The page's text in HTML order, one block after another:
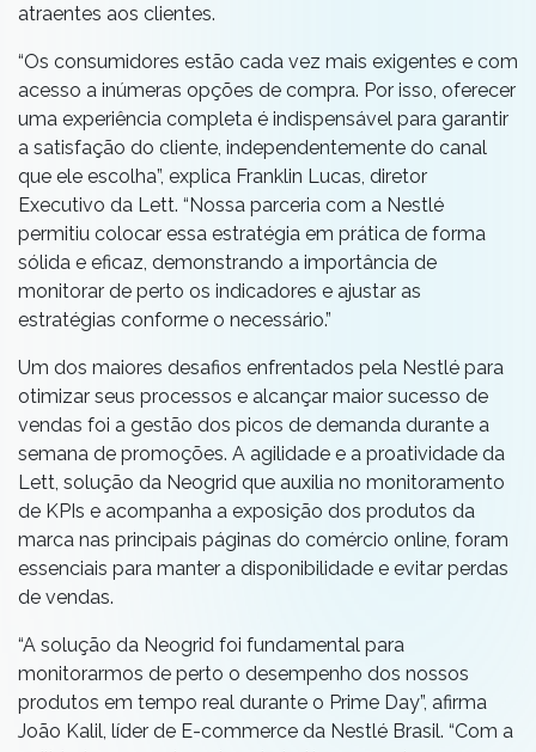
atraentes aos clientes.
“Os consumidores estão cada vez mais exigentes e com
acesso a inúmeras opções de compra. Por isso, oferecer
uma experiência completa é indispensável para garantir
a satisfação do cliente, independentemente do canal
que ele escolha”, explica Franklin Lucas, diretor
Executivo da Lett. “Nossa parceria com a Nestlé
permitiu colocar essa estratégia em prática de forma
sólida e eficaz, demonstrando a importância de
monitorar de perto os indicadores e ajustar as
estratégias conforme o necessário.”
Um dos maiores desafios enfrentados pela Nestlé para
otimizar seus processos e alcançar maior sucesso de
vendas foi a gestão dos picos de demanda durante a
semana de promoções. A agilidade e a proatividade da
Lett, solução da Neogrid que auxilia no monitoramento
de KPIs e acompanha a exposição dos produtos da
marca nas principais páginas do comércio online, foram
essenciais para manter a disponibilidade e evitar perdas
de vendas.
“A solução da Neogrid foi fundamental para
monitorarmos de perto o desempenho dos nossos
produtos em tempo real durante o Prime Day”, afirma
João Kalil, líder de E-commerce da Nestlé Brasil. “Com a